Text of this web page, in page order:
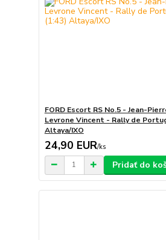
FORD Escort RS No.5 - Jean-
Levrone Vincent - Rally de
Altaya/IXO
24,90 EUR/ks
Pridať do